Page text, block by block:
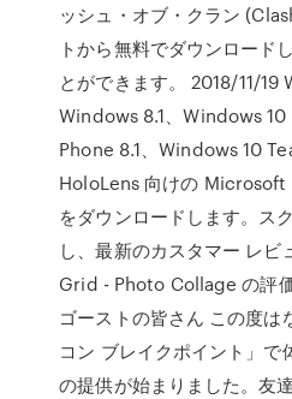
ッシュ・オブ・クラン
トから無料でダウンロード
とができます。 2018/11/19
Windows 8.1、Windows
Phone 8.1、Windows 10
HoloLens 向けの Microsoft
をダウンロードします。ス
し、最新のカスタマー レ
Grid - Photo Collage の評
ゴーストの皆さん この度は
コン ブレイクポイント」で
の提供が始まりました。友